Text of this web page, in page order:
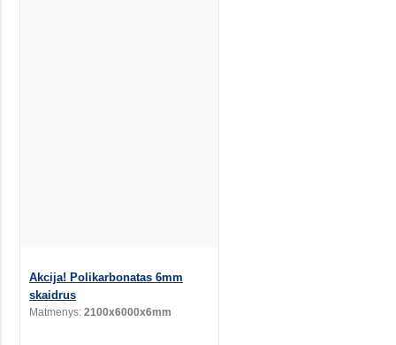
Akcija! Polikarbonatas 6mm
skaidrus
Matmenys: 2100x6000x6mm